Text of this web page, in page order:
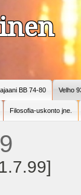
BB 74-80 Velho
Filosofia-uskonto jne.